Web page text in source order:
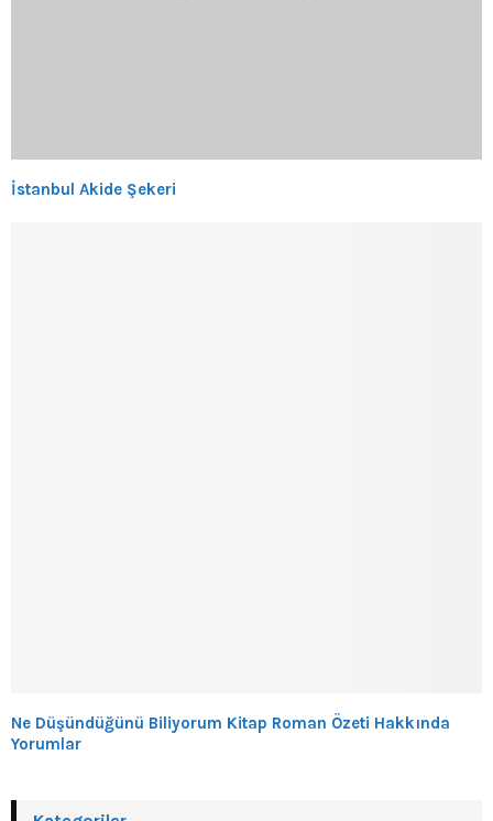
İstanbul Akide Şekeri
Ne Düşündüğünü Biliyorum Kitap Roman Özeti Hakkında
Yorumlar